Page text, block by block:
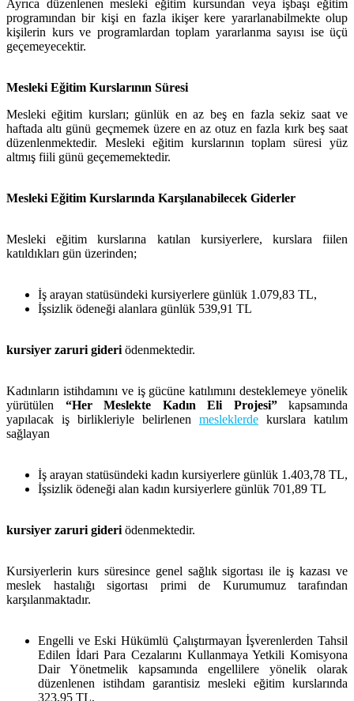
Ayrıca düzenlenen mesleki eğitim kursundan veya işbaşı eğitim
programından bir kişi en fazla ikişer kere yararlanabilmekte olup
kişilerin kurs ve programlardan toplam yararlanma sayısı ise üçü
geçemeyecektir.
Mesleki Eğitim Kurslarının Süresi
Mesleki eğitim kursları; günlük en az beş en fazla sekiz saat ve
haftada altı günü geçmemek üzere en az otuz en fazla kırk beş saat
düzenlenmektedir. Mesleki eğitim kurslarının toplam süresi yüz
altmış fiili günü geçememektedir.
Mesleki Eğitim Kurslarında Karşılanabilecek Giderler
Mesleki eğitim kurslarına katılan kursiyerlere, kurslara fiilen
katıldıkları gün üzerinden;
İş arayan statüsündeki kursiyerlere günlük 1.079,83 TL,
İşsizlik ödeneği alanlara günlük 539,91 TL
kursiyer zaruri gideri ödenmektedir.
Kadınların istihdamını ve iş gücüne katılımını desteklemeye yönelik
yürütülen “Her Meslekte Kadın Eli Projesi”kapsamında
yapılacak iş birlikleriyle belirlenen mesleklerde kurslara katılım
sağlayan
İş arayan statüsündeki kadın kursiyerlere günlük 1.403,78 TL,
İşsizlik ödeneği alan kadın kursiyerlere günlük 701,89 TL
kursiyer zaruri gideri ödenmektedir.
Kursiyerlerin kurs süresince genel sağlık sigortası ile iş kazası ve
meslek hastalığı sigortası primi de Kurumumuz tarafından
karşılanmaktadır.
Engelli ve Eski Hükümlü Çalıştırmayan İşverenlerden Tahsil
Edilen İdari Para Cezalarını Kullanmaya Yetkili Komisyona
Dair Yönetmelik kapsamında engellilere yönelik olarak
düzenlenen istihdam garantisiz mesleki eğitim kurslarında
323,95 TL,